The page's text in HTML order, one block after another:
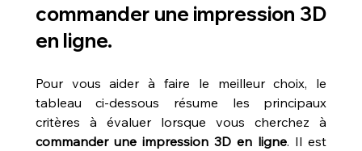
commander une impression 3D
en ligne.
Pour vous aider à faire le meilleur choix, le
tableau ci-dessous résume les principaux
commander une impression 3D en ligne. Il est